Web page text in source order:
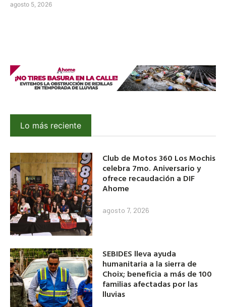
agosto 5, 2026
Lo más reciente
Club de Motos 360 Los Mochis
celebra 7mo. Aniversario y
ofrece recaudación a DIF
Ahome
agosto 7, 2026
SEBIDES lleva ayuda
humanitaria a la sierra de
Choix; beneficia a más de 100
familias afectadas por las
lluvias